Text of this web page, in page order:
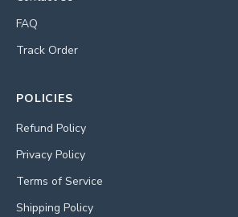
FAQ
Track Order
POLICIES
Refund Policy
Privacy Policy
Terms of Service
Shipping Policy